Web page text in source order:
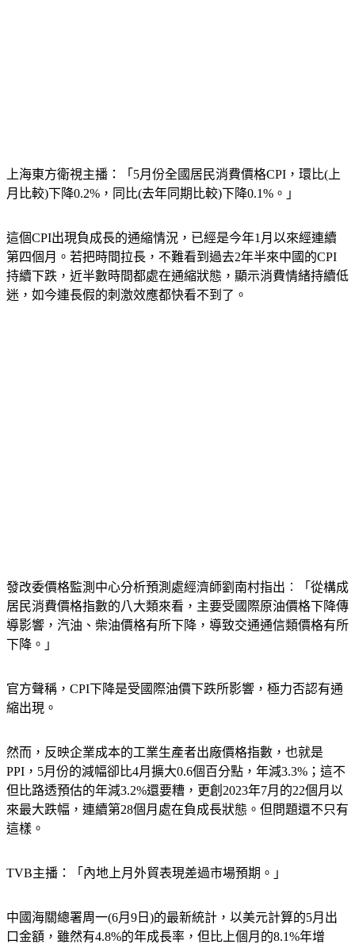
上海東方衛視主播：「5月份全國居民消費價格CPI，環比(上
月比較)下降0.2%，同比(去年同期比較)下降0.1%。」
這個CPI出現負成長的通縮情況，已經是今年1月以來經連續
第四個月。若把時間拉長，不難看到過去2年半來中國的CPI
持續下跌，近半數時間都處在通縮狀態，顯示消費情緒持續低
迷，如今連長假的刺激效應都快看不到了。
發改委價格監測中心分析預測處經濟師劉南村指出︰「從構成
居民消費價格指數的八大類來看，主要受國際原油價格下降傳
導影響，汽油、柴油價格有所下降，導致交通通信類價格有所
下降。」
官方聲稱，CPI下降是受國際油價下跌所影響，極力否認有通
縮出現。
然而，反映企業成本的工業生產者出廠價格指數，也就是
PPI，5月份的減幅卻比4月擴大0.6個百分點，年減3.3%；這不
但比路透預估的年減3.2%還要糟，更創2023年7月的22個月以
來最大跌幅，連續第28個月處在負成長狀態。但問題還不只有
這樣。
TVB主播：「內地上月外貿表現差過市場預期。」
中國海關總署周一(6月9日)的最新統計，以美元計算的5月出
口金額，雖然有4.8%的年成長率，但比上個月的8.1%年增